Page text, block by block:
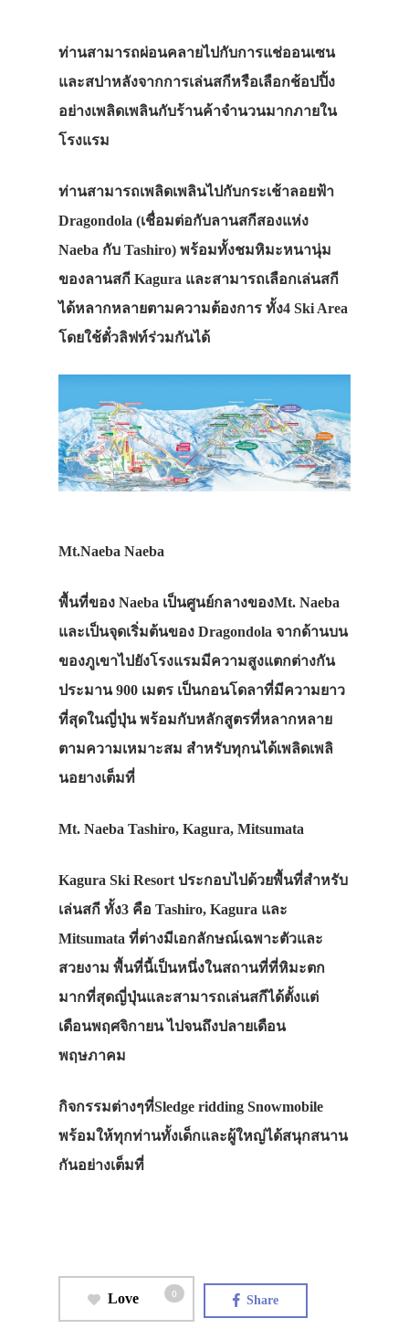
ท่านสามารถผ่อนคลายไปกับการแช่ออนเซน
และสปาหลังจากการเล่นสกีหรือเลือกช้อปปิ้ง
อย่างเพลิดเพลินกับร้านค้าจำนวนมากภายใน
โรงแรม
ท่านสามารถเพลิดเพลินไปกับกระเช้าลอยฟ้า
Dragondola (เชื่อมต่อกับลานสกีสองแห่ง
Naeba กับ Tashiro) พร้อมทั้งชมหิมะหนานุ่ม
ของลานสกี Kagura และสามารถเลือกเล่นสกี
ได้หลากหลายตามความต้องการ ทั้ง4 Ski Area
โดยใช้ตั๋วลิฟท์ร่วมกันได้
Mt.Naeba Naeba
พื้นที่ของ Naeba เป็นศูนย์กลางของMt. Naeba
และเป็นจุดเริ่มต้นของ Dragondola จากด้านบน
ของภูเขาไปยังโรงแรมมีความสูงแตกต่างกัน
ประมาน 900 เมตร เป็นกอนโดลาที่มีความยาว
ที่สุดในญี่ปุ่น พร้อมกับหลักสูตรที่หลากหลาย
ตามความเหมาะสม สำหรับทุกนได้เพลิดเพลิ
นอยางเต็มที่
Mt. Naeba Tashiro, Kagura, Mitsumata
Kagura Ski Resort ประกอบไปด้วยพื้นที่สำหรับ
เล่นสกี ทั้ง3 คือ Tashiro, Kagura และ
Mitsumata ที่ต่างมีเอกลักษณ์เฉพาะตัวและ
สวยงาม พื้นที่นี้เป็นหนึ่งในสถานที่ที่หิมะตก
มากที่สุดญี่ปุ่นและสามารถเล่นสกีได้ตั้งแต่
เดือนพฤศจิกายน ไปจนถึงปลายเดือน
พฤษภาคม
กิจกรรมต่างๆที่Sledge ridding Snowmobile
พร้อมให้ทุกท่านทั้งเด็กและผู้ใหญ่ได้สนุกสนาน
กันอย่างเต็มที่
Love 0 Share
ประเทศญี่ปุ่น
เที่ยวญี่ปุ่นด้ว
เดินทาง
ทัวร์
ภาพประทับใจ